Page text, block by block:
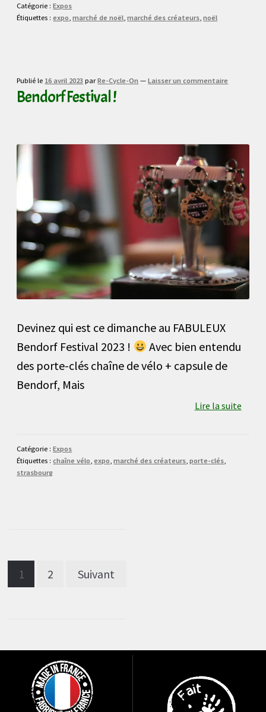
Catégorie :Expos
Étiquettes :expo ,marché de noël ,marché des créateurs ,noël
Publié le 16 avril 2023 parRe-Cycle-On —Laisser un commentaire
Bendorf Festival !
Devinez qui est ce dimanche au FABULEUX
Bendorf Festival 2023 !
Avec bien entendu
des porte-clés chaîne de vélo + capsule de
Bendorf, Mais
Lire la suite
Catégorie :Expos
Étiquettes :chaîne vélo ,expo ,marché des créateurs ,porte-clés
strasbourg
Pagination
1 2 Suivant